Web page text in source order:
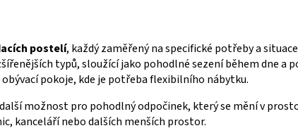
postelí, každý zaměřený na specifické potřeby a
typů, sloužící jako pohodlné sezení během dne a
pokoje, kde je potřeba flexibilního nábytku.
možnost pro pohodlný odpočinek, který se mění v
kanceláří nebo dalších menších prostor.